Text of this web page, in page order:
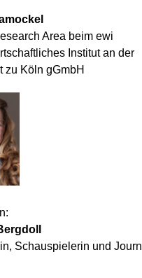
Area beim ewi
Institut an der
zu Köln gGmbH
Schauspielerin und